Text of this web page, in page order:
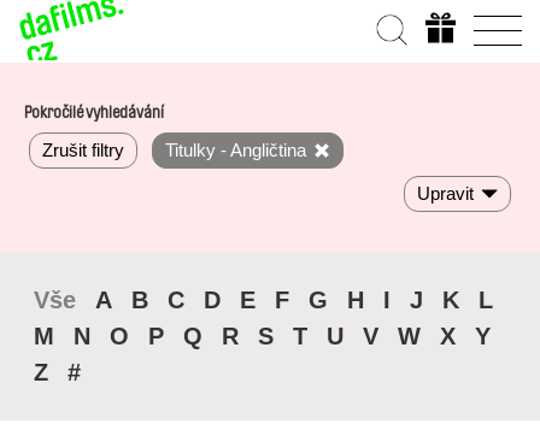
Pokročilé vyhledávání
Zrušit filtry Titulky - Angličtina
Upravit
Vše A B C D E F G H I J K
L
M
N O P Q R S T U V W X
Y
Z
#